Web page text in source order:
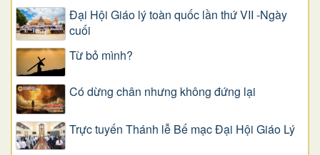
Đại Hội Giáo lý toàn quốc lần thứ VII -Ngày
cuối
Từ bỏ mình?
Có dừng chân nhưng không đứng lại
Trực tuyến Thánh lễ Bế mạc Đại Hội Giáo Lý